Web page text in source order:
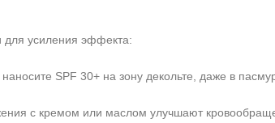
усиления эффекта:
SPF 30+ на зону декольте, даже в
с кремом или маслом улучшают